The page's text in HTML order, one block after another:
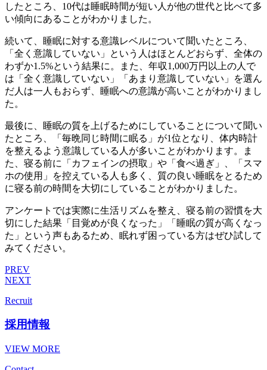
したところ、10代は睡眠時間が短い人が他の世代と比べて多
い傾向にあることがわかりました。
続いて、睡眠に対する意識レベルについて聞いたところ、
「全く意識していない」という人はほとんどおらず、全体の
わずか1.5%という結果に。また、年収1,000万円以上の人で
は「全く意識していない」「あまり意識していない」を選ん
だ人は一人もおらず、睡眠への意識が高いことがわかりまし
た。
最後に、睡眠の質を上げるためにしていることについて聞い
たところ、「毎晩同じ時間に眠る」が1位となり、体内時計
を整えるよう意識している人が多いことがわかります。ま
た、寝る前に「カフェインの摂取」や「食べ過ぎ」、「スマ
ホの使用」を控えている人も多く、質の良い睡眠をとるため
に寝る前の時間を大切にしていることがわかりました。
アンケートでは実際に生活リズムを整え、寝る前の習慣を大
切にした結果「目覚めが良くなった」「睡眠の質が高くなっ
た」という声もあるため、眠れず困っている方はぜひ試して
みてください。
PREV
NEXT
Recruit
採用情報
VIEW MORE